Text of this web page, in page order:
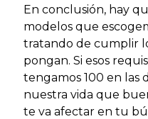
En conclusión, hay
modelos que
tratando de cumplir
pongan. Si esos
tengamos 100 en las
nuestra vida que
te va afectar en tu